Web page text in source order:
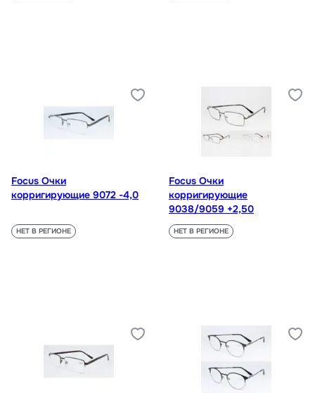
Focus Очки
корригирующие 9072 -4,0
НЕТ В РЕГИОНЕ
Focus Очки
корригирующие
9038/9059 +2,50
НЕТ В РЕГИОНЕ